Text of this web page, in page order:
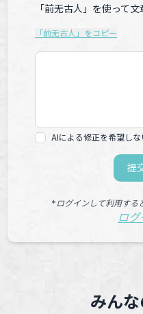
「前无古人」を使って
「前无古人」をコピー
AIによる修正を希望しな
提
*ログインして利用する
ログ
みん